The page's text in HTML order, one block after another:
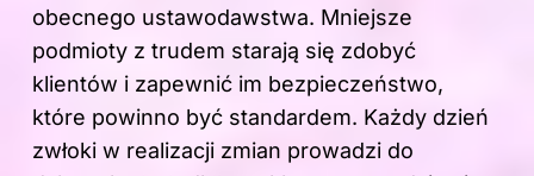
obecnego ustawodawstwa. Mniejsze
podmioty z trudem starają się zdobyć
klientów i zapewnić im bezpieczeństwo,
które powinno być standardem. Każdy dzień
zwłoki w realizacji zmian prowadzi do